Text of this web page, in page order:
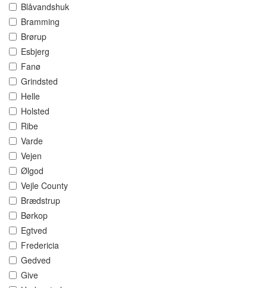
Blåvandshuk
Bramming
Brørup
Esbjerg
Fanø
Grindsted
Helle
Holsted
Ribe
Varde
Vejen
Ølgod
Vejle County
Brædstrup
Børkop
Egtved
Fredericia
Gedved
Give